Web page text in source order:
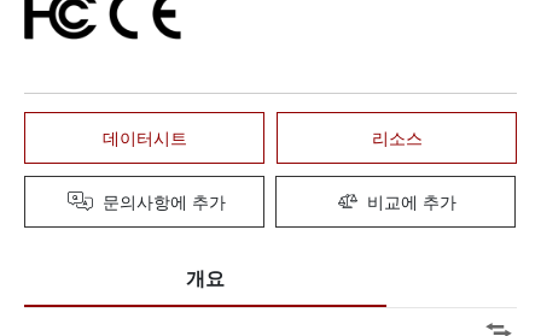
데이터시트 리소스
문의사항에 추가 비교에 추가
개요